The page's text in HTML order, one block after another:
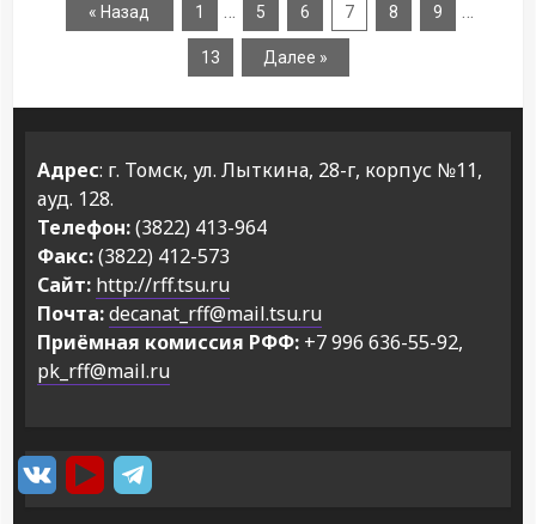
« Назад 1 5 6 7 8 9
13 Далее »
Адрес: г. Томск, ул. Лыткина, 28-г, корпус №11,
ауд. 128.
Телефон:(3822) 413-964
Факс:(3822) 412-573
Сайт: http://rff.tsu.ru
Почта:decanat_rff@mail.tsu.ru
Приёмная комиссия РФФ: +7 996 636-55-92,
pk_rff@mail.ru